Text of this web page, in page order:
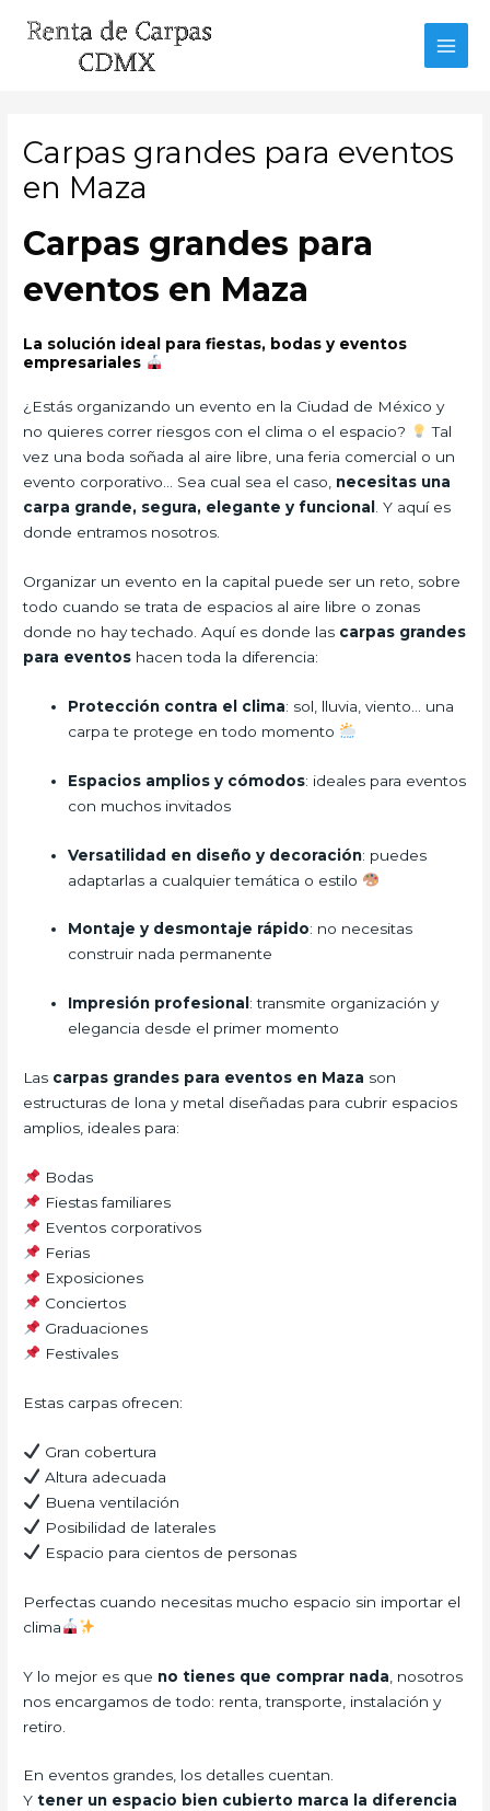
Carpas grandes para eventos
en Maza
Carpas grandes para
eventos en Maza
La solución ideal para fiestas, bodas y eventos
empresariales
¿Estás organizando un evento en la Ciudad de México y
no quieres correr riesgos con el clima o el espacio?
Tal
vez una boda soñada al aire libre, una feria comercial o un
evento corporativo… Sea cual sea el caso, necesitas una
carpa grande, segura, elegante y funcional
. Y aquí es
donde entramos nosotros.
Organizar un evento en la capital puede ser un reto, sobre
todo cuando se trata de espacios al aire libre o zonas
donde no hay techado. Aquí es donde las carpas grandes
para eventos hacen toda la diferencia:
Protección contra el clima: sol, lluvia, viento… una
carpa te protege en todo momento
Espacios amplios y cómodos: ideales para eventos
con muchos invitados
Versatilidad en diseño y decoración: puedes
adaptarlas a cualquier temática o estilo
Montaje y desmontaje rápido: no necesitas
construir nada permanente
Impresión profesional : transmite organización y
elegancia desde el primer momento
Las carpas grandes para eventos en Maza son
estructuras de lona y metal diseñadas para cubrir espacios
amplios, ideales para:
Bodas
Fiestas familiares
Eventos corporativos
Ferias
Exposiciones
Conciertos
Graduaciones
Festivales
Estas carpas ofrecen:
Gran cobertura
Altura adecuada
Buena ventilación
Posibilidad de laterales
Espacio para cientos de personas
Perfectas cuando necesitas mucho espacio sin importar el
clima
Y lo mejor es que no tienes que comprar nada , nosotros
nos encargamos de todo: renta, transporte, instalación y
retiro.
En eventos grandes, los detalles cuentan.
Ytener un espacio bien cubierto marca la diferencia